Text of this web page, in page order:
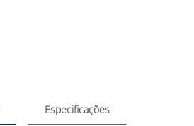
Especificações